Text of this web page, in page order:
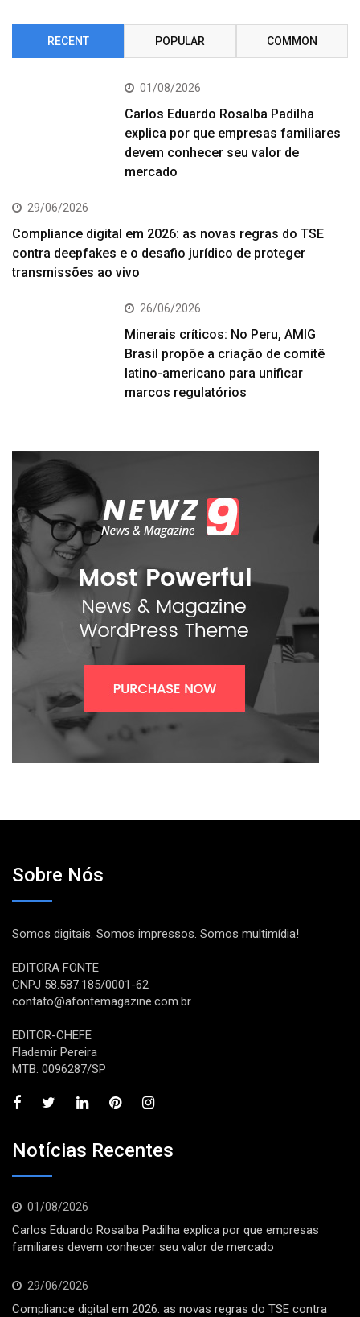
RECENT POPULAR COMMON
01/08/2026
Carlos Eduardo Rosalba Padilha
explica por que empresas familiares
devem conhecer seu valor de
mercado
29/06/2026
Compliance digital em 2026: as novas regras do TSE
contra deepfakes e o desafio jurídico de proteger
transmissões ao vivo
26/06/2026
Minerais críticos: No Peru, AMIG
Brasil propõe a criação de comitê
latino-americano para unificar
marcos regulatórios
Sobre Nós
Somos digitais. Somos impressos. Somos multimídia!
EDITORA FONTE
CNPJ 58.587.185/0001-62
contato@afontemagazine.com.br
EDITOR-CHEFE
Flademir Pereira
MTB: 0096287/SP
Notícias Recentes
01/08/2026
Carlos Eduardo Rosalba Padilha explica por que empresas
familiares devem conhecer seu valor de mercado
29/06/2026
Compliance digital em 2026: as novas regras do TSE contra